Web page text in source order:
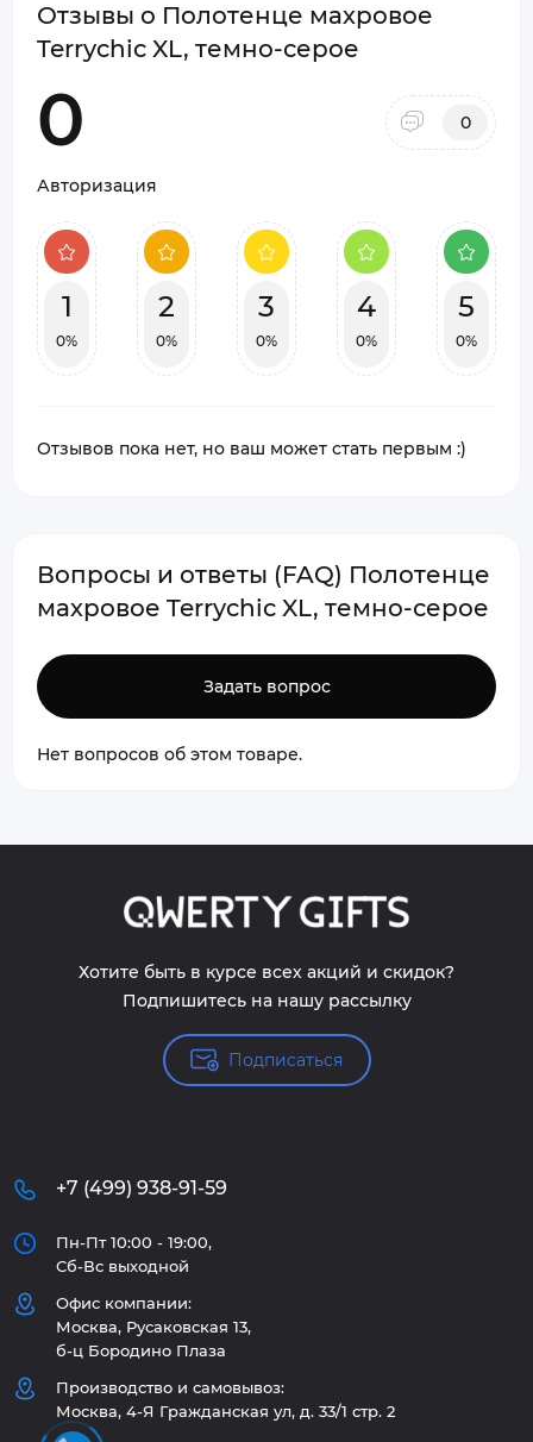
Отзывы о Полотенце махровое
Terrychic XL, темно-серое
0 0
Авторизация
1
0%
2
0%
3
0%
4
0%
5
0%
Отзывов пока нет, но ваш может стать первым :)
Вопросы и ответы (FAQ) Полотенце
махровое Terrychic XL, темно-серое
Задать вопрос
Нет вопросов об этом товаре.
Хотите быть в курсе всех акций и скидок?
Подпишитесь на нашу рассылку
Подписаться
+7 (499) 938-91-59
Пн-Пт 10:00 - 19:00,
Сб-Вс выходной
Офис компании:
Москва, Русаковская 13,
б-ц Бородино Плаза
Производство и самовывоз:
Москва, 4-Я Гражданская ул, д. 33/1 стр. 2